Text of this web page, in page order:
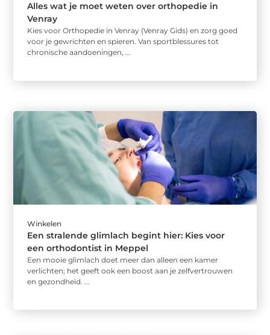
Alles wat je moet weten over orthopedie in
Venray
Kies voor Orthopedie in Venray (Venray Gids) en zorg goed
voor je gewrichten en spieren. Van sportblessures tot
chronische aandoeningen, ...
Winkelen
Een stralende glimlach begint hier: Kies voor
een orthodontist in Meppel
Een mooie glimlach doet meer dan alleen een kamer
verlichten; het geeft ook een boost aan je zelfvertrouwen
en gezondheid. ...